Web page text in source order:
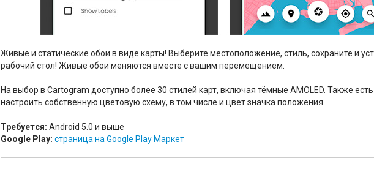
Живые и статические обои в виде карты! Выберите местоположение, стиль, сохраните и
рабочий стол! Живые обои меняются вместе с вашим перемещением.
На выбор в Cartogram доступно более 30 стилей карт, включая тёмные AMOLED. Также
настроить собственную цветовую схему, в том числе и цвет значка положения.
Требуется: Android 5.0 и выше
Google Play: страница на Google Play Маркет